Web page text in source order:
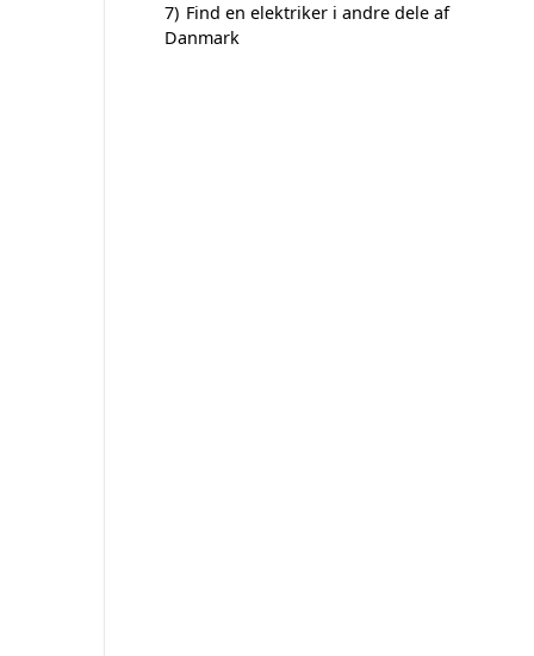
7) Find en elektriker i andre dele af
Danmark